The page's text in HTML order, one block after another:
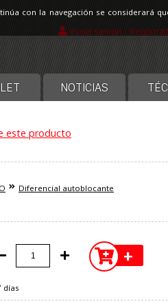
Inicia sesión /
NOTICIAS
este producto
Diferencial autoblocante
+
días
con la navegación se considerará